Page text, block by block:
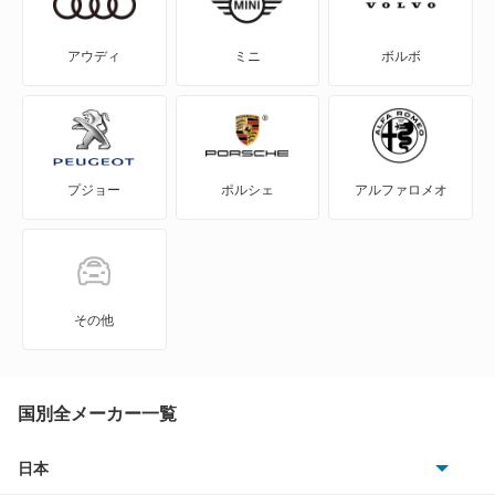
エクリプス スパイダー
エテルナ
キャンター
キャンター ハイブリッド
アウディ ミニ ボルボ
プジョー ポルシェ アルファロメオ
その他
国別全メーカー一覧
日本